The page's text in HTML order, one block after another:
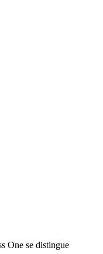
One se distingue